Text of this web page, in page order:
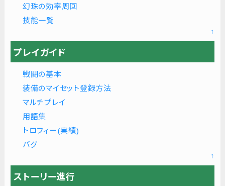
幻珠の効率周回
技能一覧
↑
プレイガイド
戦闘の基本
装備のマイセット登録方法
マルチプレイ
用語集
トロフィー(実績)
バグ
↑
ストーリー進行